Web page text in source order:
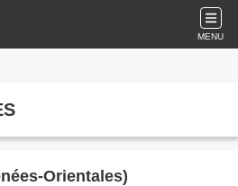
MENU
Orientales)